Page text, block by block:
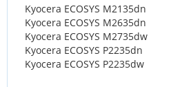
gallerijKyocera ECOSYS M2135dn
Kyocera ECOSYS M2635dn
Kyocera ECOSYS M2735dw
Kyocera ECOSYS P2235dn
Kyocera ECOSYS P2235dw